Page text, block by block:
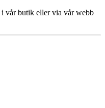
vår butik eller via vår webb